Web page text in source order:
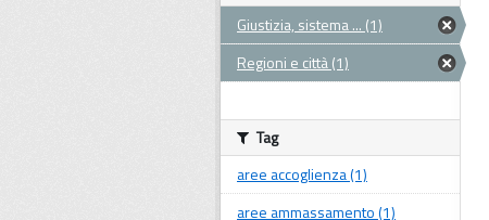
Giustizia, sistema ... (1)
Regioni e città (1)
Tag
aree accoglienza (1)
aree ammassamento (1)